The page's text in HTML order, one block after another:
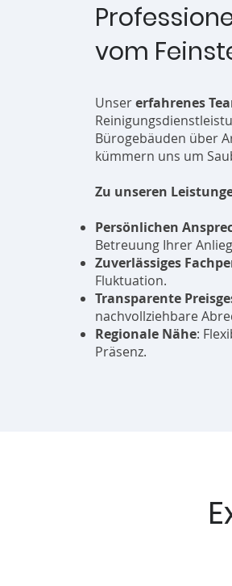
vom
Unsererfahrenes
Bürogebäuden über
kümmern uns um
Zu unseren
Persönlichen
Betreuung Ihrer
Zuverlässiges
Fluktuation.
Transparente
nachvollziehbare
Regionale Nähe:
Präsenz.